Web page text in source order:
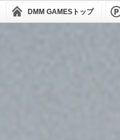
DMM GAMES トップ